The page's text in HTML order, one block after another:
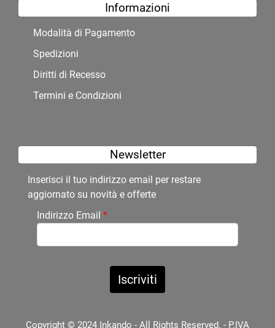
Informazioni
Modalità di Pagamento
Spedizioni
Diritti di Recesso
Termini e Condizioni
Newsletter
Inserisci il tuo indirizzo email per restare
aggiornato su novità e offerte
Indirizzo Email *
Copyright © 2024 Inkando - All Rights Reserved. - P.IVA